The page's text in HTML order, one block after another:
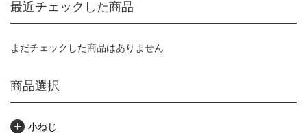
最近チェックした商品
まだチェックした商品はありません
商品選択
小ねじ